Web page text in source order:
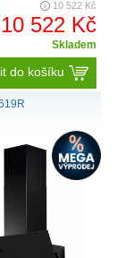
10 522 Kč
10 522 Kč
Skladem
do košíku